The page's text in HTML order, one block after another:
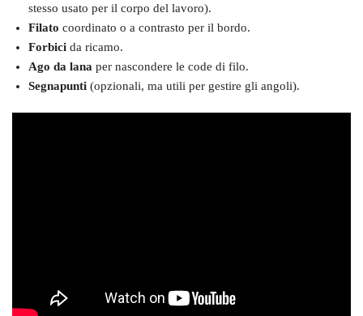
stesso usato per il corpo del lavoro).
Filato coordinato o a contrasto per il bordo.
Forbici da ricamo.
Ago da lana per nascondere le code di filo.
Segnapunti (opzionali, ma utili per gestire gli angoli).